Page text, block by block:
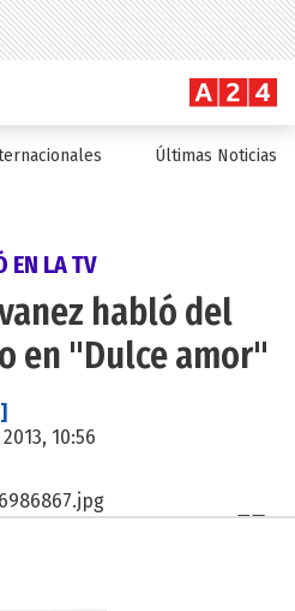
Últimas Noticias
EN LA TV
habló del
en "Dulce amor"
10:56